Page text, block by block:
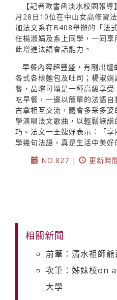
【記者歐書函淡水校園報
月28日10位在中山女高修習
加法文系在B408舉辦的「法
任楊淑娟及系上同學，一同
此增進法語會話能力。
早餐內容超豐盛，有剛出
各式各樣麵包及吐司；楊淑
餐，品嚐可頌是一種高級享
吃早餐，一邊以簡單的法語
古拿相互交流，體會多采多
學演唱法文歌曲，以輕鬆詼
巧。法文一王婕妤表示：「
學幾句法語，真是生活中美好
NO.827 |
更新時
相關新聞
前筆：清水祖師
次筆：姊妹校on
大學